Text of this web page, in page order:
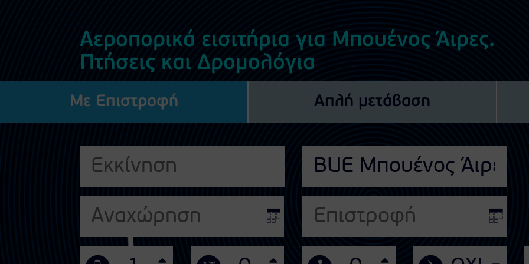
Αεροπορικά εισιτήρια για Μπουένος Άιρες.
Πτήσεις και Δρομολόγια
Με Επιστροφή Απλή μετάβαση